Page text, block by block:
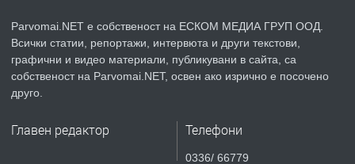
преди 1 година
ПРЕДЛАГА Уроци по Математика
Parvomai.NET е собственост на ЕСКОМ МЕДИА ГРУП ООД.
Всички статии, репортажи, интервюта и други текстови,
графични и видео материали, публикувани в сайта, са
собственост на Parvomai.NET, освен ако изрично е посочено
друго.
Главен редактор Телефони
0336/ 66779